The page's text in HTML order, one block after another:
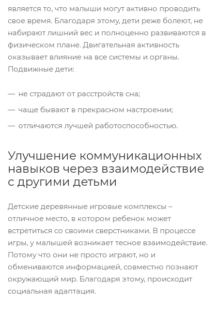
является то, что малыши могут активно проводить
свое время. Благодаря этому, дети реже болеют, не
набирают лишний вес и полноценно развиваются в
физическом плане. Двигательная активность
оказывает влияние на все системы и органы.
Подвижные дети:
не страдают от расстройств сна;
чаще бывают в прекрасном настроении;
отличаются лучшей работоспособностью.
Улучшение коммуникационных
навыков через взаимодействие
с другими детьми
Детские деревянные игровые комплексы –
отличное место, в котором ребенок может
встретиться со своими сверстниками. В процессе
игры, у малышей возникает тесное взаимодействие.
Потому что они не просто играют, но и
обмениваются информацией, совместно познают
окружающий мир. Благодаря этому, происходит
социальная адаптация.